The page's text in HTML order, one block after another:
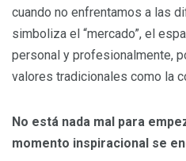
cuando no enfrentamos a las
simboliza el “mercado”, el
personal y profesionalmente,
valores tradicionales como la
No está nada mal para
momento inspiracional se